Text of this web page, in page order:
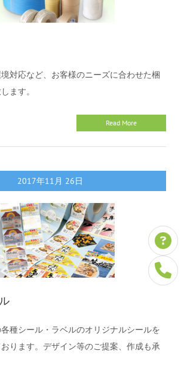
対応など、お客様のニーズに合わせた梱
ます。
Read More
2017年11月 26日
種シール・ラベルのオリジナルシールを
ります。デザイン等のご提案、作成も承